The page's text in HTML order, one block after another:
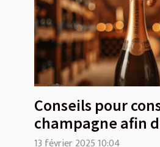
Conseils pour
champagne afin
sa qualité et son
13 février 2025 10:04